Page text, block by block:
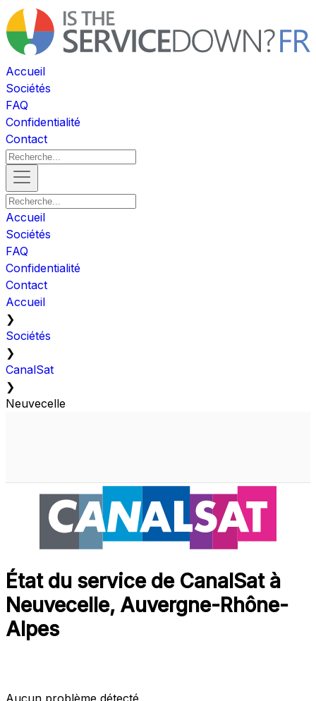
Accueil
Sociétés
FAQ
Confidentialité
Contact
Accueil
Sociétés
FAQ
Confidentialité
Contact
Accueil
❯
Sociétés
❯
CanalSat
❯
Neuvecelle
État du service de CanalSat à
Neuvecelle, Auvergne-Rhône-
Alpes